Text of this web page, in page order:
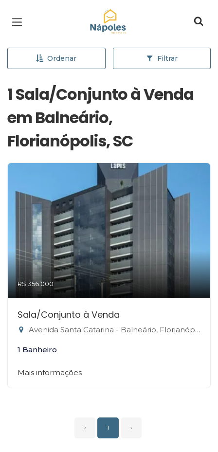
Página inicial
Ordenar Filtrar
1 Sala/Conjunto à Venda
em Balneário,
Florianópolis, SC
R$ 356.000
Sala/Conjunto à Venda
Avenida Santa Catarina - Balneário, Florianópolis-SC
1 Banheiro
Mais informações
‹ 1 ›